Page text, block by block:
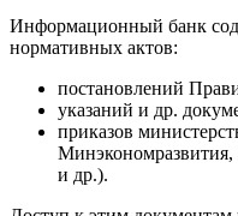
Информационный банк
нормативных актов:
постановлений
указаний и др.
приказов
Минэкономразвития,
и др.).